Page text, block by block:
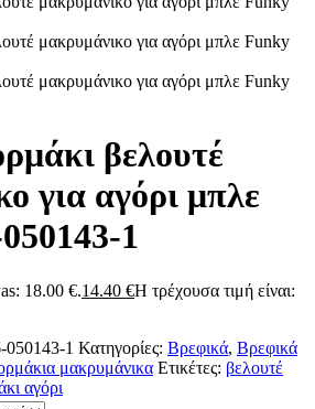
βελουτέ
για αγόρι μπλε
1
18.00 €.14.40 €Η τρέχουσα τιμή είναι:
050143-1 Κατηγορίες: Βρεφικά, Βρεφικά
μακρυμάνικα Ετικέτες: βελουτέ
αγόρι